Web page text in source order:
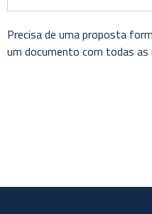
Precisa de uma proposta
um documento com todas